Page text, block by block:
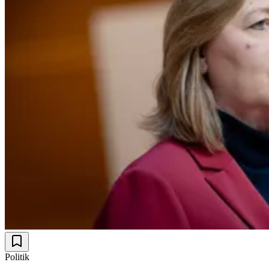
Politik